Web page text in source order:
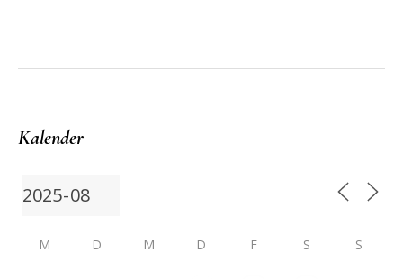
Kalender
M D M D F S S